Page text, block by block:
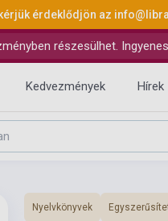
érdeklődjön az
részesülhet.
Kedvezmények Hírek
Nyelvkönyvek